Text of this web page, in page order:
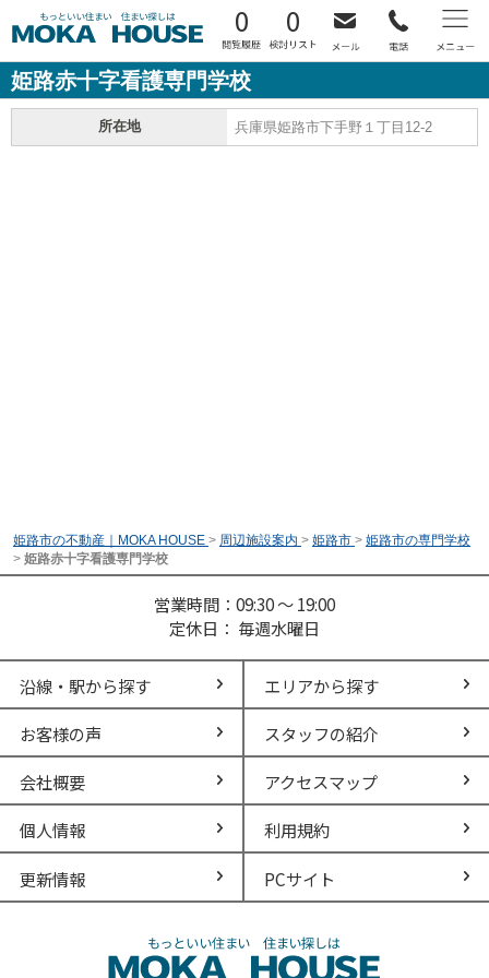
0 0
姫路赤十字看護専門学校
所在地 兵庫県姫路市下手野１丁目12-2
姫路市の不動産｜MOKA HOUSE > 周辺施設案内 > 姫路市 > 姫路市の専門学校
> 姫路赤十字看護専門学校
営業時間：09:30 ～ 19:00
定休日： 毎週水曜日
沿線・駅から探す エリアから探す
お客様の声 スタッフの紹介
会社概要 アクセスマップ
個人情報 利用規約
更新情報 PCサイト